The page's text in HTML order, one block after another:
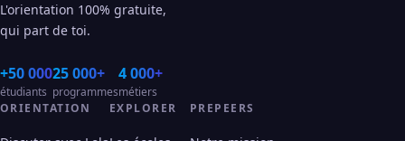
L'orientation 100% gratuite,
qui part de toi.
+50 000
étudiants
25 000+
programmes
4 000+
métiers
ORIENTATION
EXPLORER PREPEERS